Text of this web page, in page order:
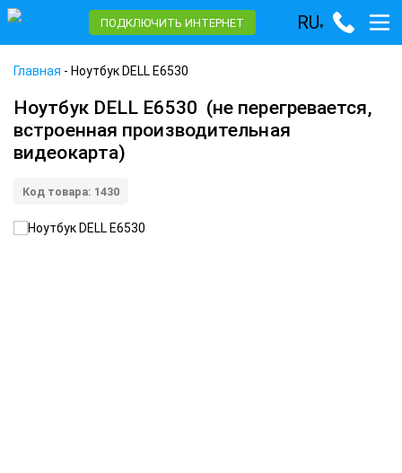
ПОДКЛЮЧИТЬ ИНТЕРНЕТ RU▾
Главная - Ноутбук DELL E6530
Ноутбук DELL E6530 (не перегревается,
встроенная производительная
видеокарта)
Код товара: 1430